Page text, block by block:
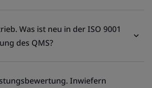
Was ist neu in der ISO 9001
des QMS?
Inwiefern